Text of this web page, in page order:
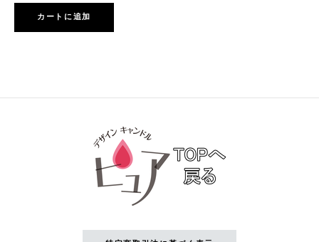
カートに追加